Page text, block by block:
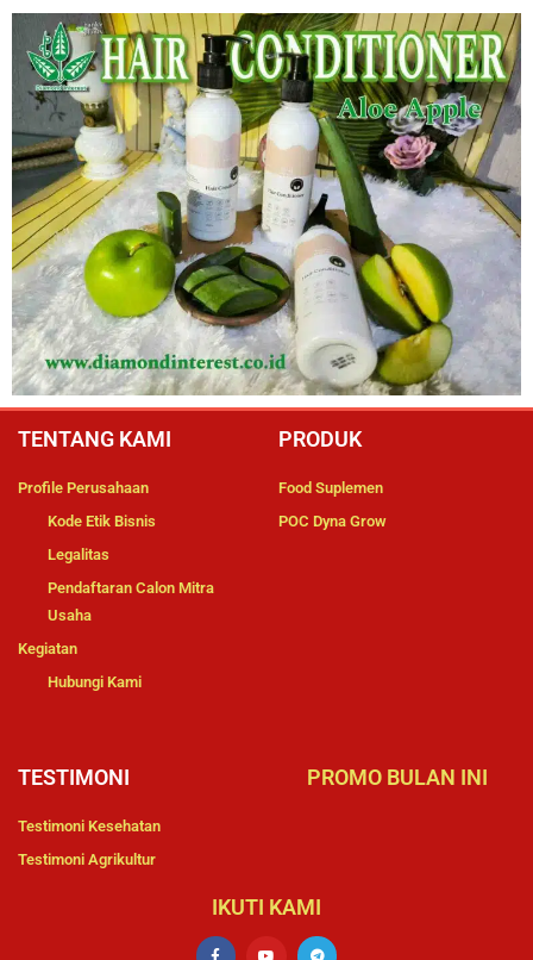
TENTANG KAMI
Profile Perusahaan
Kode Etik Bisnis
Legalitas
Pendaftaran Calon Mitra
Usaha
Kegiatan
Hubungi Kami
PRODUK
Food Suplemen
POC Dyna Grow
TESTIMONI
Testimoni Kesehatan
Testimoni Agrikultur
PROMO BULAN INI
IKUTI KAMI